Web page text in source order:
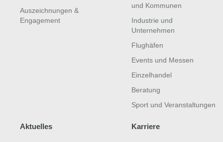
Auszeichnungen &
Engagement
und Kommunen
Industrie und
Unternehmen
Flughäfen
Events und Messen
Einzelhandel
Beratung
Sport und Veranstaltungen
Aktuelles Karriere